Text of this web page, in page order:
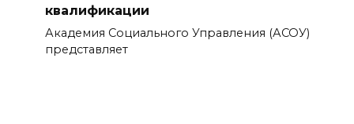
квалификации
Академия Социального Управления (АСОУ)
представляет